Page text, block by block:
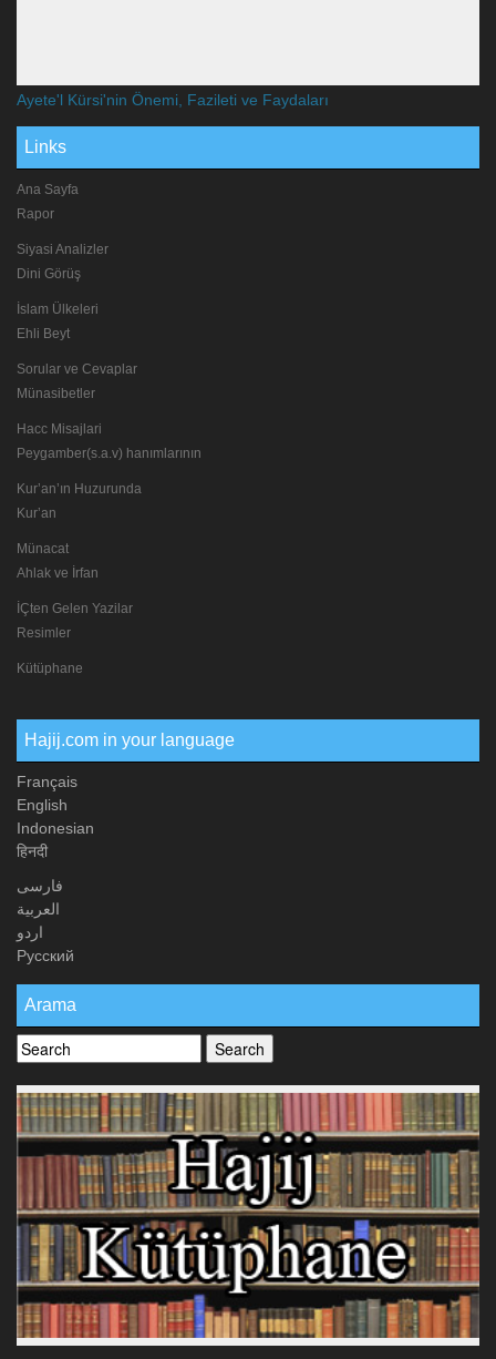
Ayete'l Kürsi'nin Önemi, Fazileti ve Faydaları
Links
Ana Sayfa
Rapor
Siyasi Analizler
Dini Görüş
İslam Ülkeleri
Ehli Beyt
Sorular ve Cevaplar
Münasibetler
Hacc Misajlari
Peygamber(s.a.v) hanımlarının
Kur’an’ın Huzurunda
Kur’an
Münacat
Ahlak ve İrfan
İÇten Gelen Yazilar
Resimler
Kütüphane
Hajij.com in your language
Français
English
Indonesian
हिनदी
فارسی
العربیة
اردو
Русский
Arama